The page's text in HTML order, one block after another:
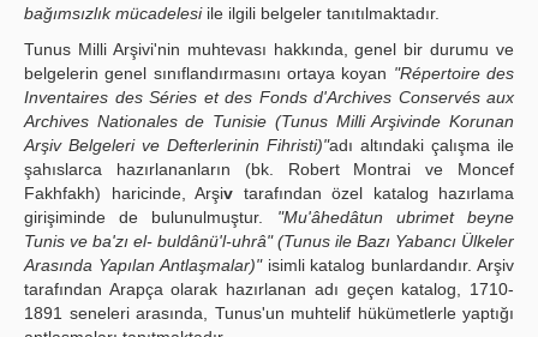
bağımsızlık mücadelesiile ilgili belgeler tanıtılmaktadır.
Tunus Milli Arşivi'nin muhtevası hakkında, genel bir durumu ve
belgelerin genel sınıflandırmasını ortaya koyan "Répertoire des
Inventaires des Séries et des Fonds d'Archives Conservés aux
Archives Nationales de Tunisie (Tunus Milli Arşivinde Korunan
Arşiv Belgeleri ve Defterlerinin Fihristi)"adı altındaki çalışma ile
şahıslarca hazırlananların (bk. Robert Montrai ve Moncef
Fakhfakh) haricinde, Arşiv tarafından özel katalog hazırlama
girişiminde de bulunulmuştur. "Mu'âhedâtun ubrimet beyne
Tunis ve ba'zı el- buldânü'l-uhrâ" (Tunus ile Bazı Yabancı Ülkeler
Arasında Yapılan Antlaşmalar)"isimli katalog bunlardandır. Arşiv
tarafından Arapça olarak hazırlanan adı geçen katalog, 1710-
1891 seneleri arasında, Tunus'un muhtelif hükümetlerle yaptığı